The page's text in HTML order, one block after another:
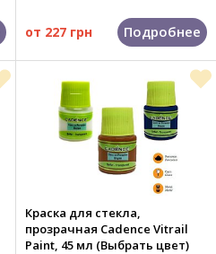
от 227 грн Подробнее
Краска для стекла,
прозрачная Cadence Vitrail
Paint, 45 мл (Выбрать цвет)